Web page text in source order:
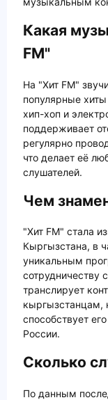
Какая
FM"
На "Хит FM"
популярные
хип-хоп и
поддерживает
регулярно
что делает её
слушателей.
Чем
"Хит FM" стала
Кыргызстана, в
уникальным
сотрудничеству
транслирует
кыргызстанцам,
способствует
России.
Сколько
По данным